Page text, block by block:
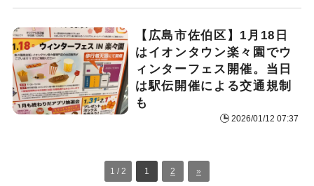
【広島市佐伯区】1月18日
はイオンタウン楽々園でウ
ィンターフェス開催。当日
は駅伝開催による交通規制
も
2026/01/12 07:37
1 / 2 1 2 »